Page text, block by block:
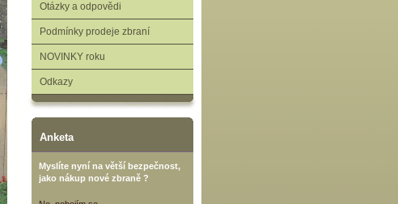
Otázky a odpovědi
Podmínky prodeje zbraní
NOVINKY roku
Odkazy
Anketa
Myslíte nyní na větší bezpečnost,
jako nákup nové zbraně ?